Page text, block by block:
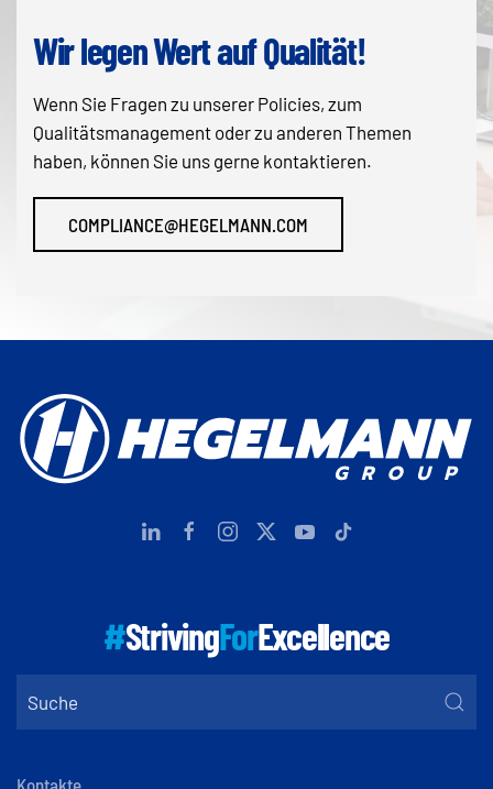
Wir legen Wert auf Qualität!
Wenn Sie Fragen zu unserer Policies, zum
Qualitätsmanagement oder zu anderen Themen
haben, können Sie uns gerne kontaktieren.
COMPLIANCE@HEGELMANN.COM
#StrivingForExcellence